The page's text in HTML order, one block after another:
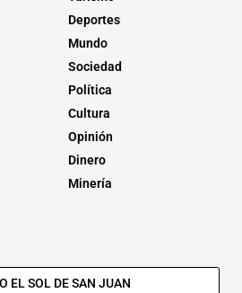
Turismo
Deportes
Mundo
Sociedad
Política
Cultura
Opinión
Dinero